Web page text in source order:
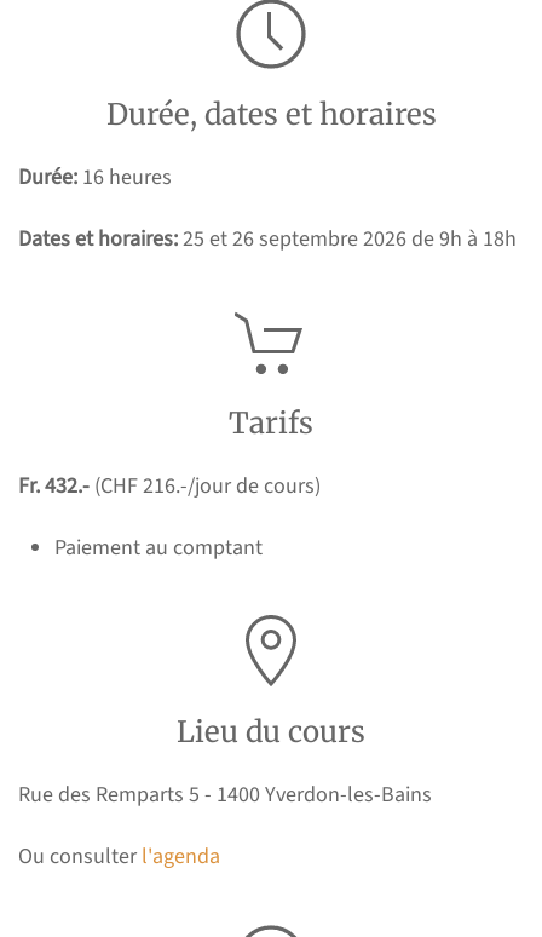
Durée, dates et horaires
Durée: 16 heures
Dates et horaires:25 et 26 septembre 2026 de 9h à 18h
Tarifs
Fr. 432.- (CHF 216.-/jour de cours)
Paiement au comptant
Lieu du cours
Rue des Remparts 5 - 1400 Yverdon-les-Bains
Ou consulterl'agenda